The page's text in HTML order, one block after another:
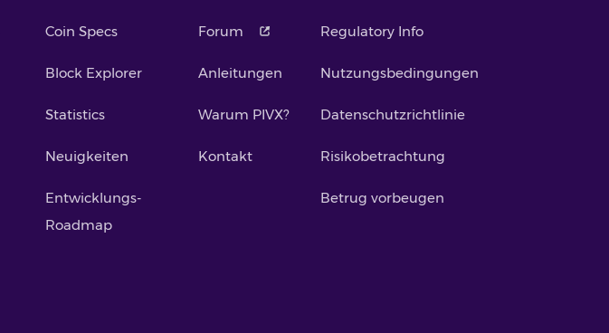
Coin Specs
Block Explorer
Statistics
Neuigkeiten
Entwicklungs-
Roadmap
Forum
Anleitungen
Warum PIVX?
Kontakt
Regulatory Info
Nutzungsbedingungen
Datenschutzrichtlinie
Risikobetrachtung
Betrug vorbeugen